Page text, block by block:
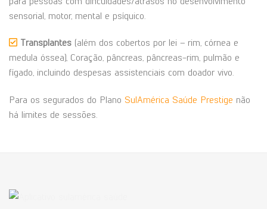
sensorial, motor, mental e psíquico.
Transplantes (além dos cobertos por lei – rim, córnea e
medula óssea), Coração, pâncreas, pâncreas-rim, pulmão e
fígado, incluindo despesas assistenciais com doador vivo.
Para os segurados do Plano SulAmérica Saúde Prestige não
há limites de sessões.